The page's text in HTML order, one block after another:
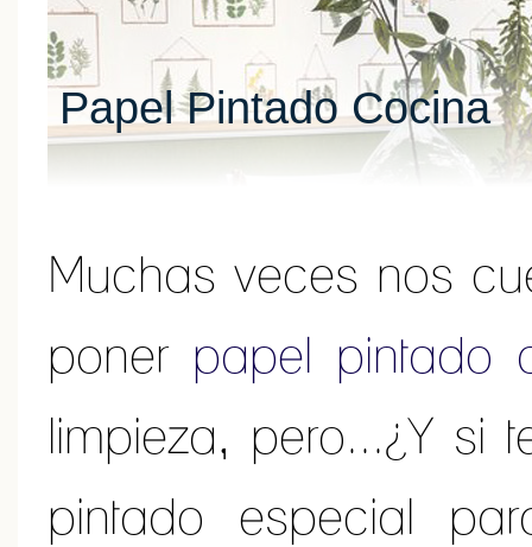
Papel Pintado Cocina
Muchas veces nos
poner papel pintado
limpieza, pero...¿Y si
pintado especial